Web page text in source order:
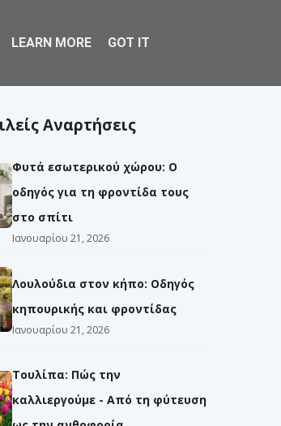
Αναρτήσεις
Φυτά εσωτερικού χώρου: Ο
οδηγός για τη φροντίδα τους
στο σπίτι
Ιανουαρίου 21, 2026
Λουλούδια στον κήπο: Οδηγός
κηπουρικής και φροντίδας
Ιανουαρίου 21, 2026
Τουλίπα: Πώς την
καλλιεργούμε - Από τη φύτευση
LEARN MORE GOT IT